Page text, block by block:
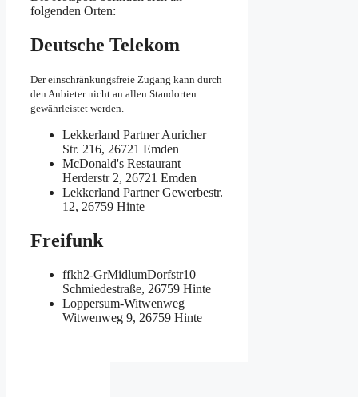
folgenden Orten:
Deutsche Telekom
Der einschränkungsfreie Zugang kann durch
den Anbieter nicht an allen Standorten
gewährleistet werden.
Lekkerland PartnerAuricher
Str. 216, 26721 Emden
McDonald's Restaurant
Herderstr 2, 26721 Emden
Lekkerland PartnerGewerbestr.
12, 26759 Hinte
Freifunk
ffkh2-GrMidlumDorfstr10
Schmiedestraße, 26759 Hinte
Loppersum-Witwenweg
Witwenweg 9, 26759 Hinte